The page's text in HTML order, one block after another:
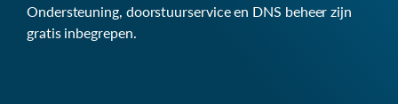
Ondersteuning, doorstuurservice en DNS beheer zijn
gratis inbegrepen.